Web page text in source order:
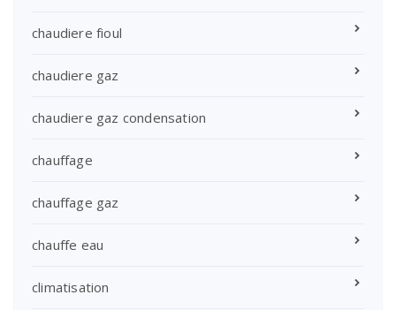
chaudiere fioul
chaudiere gaz
chaudiere gaz condensation
chauffage
chauffage gaz
chauffe eau
climatisation